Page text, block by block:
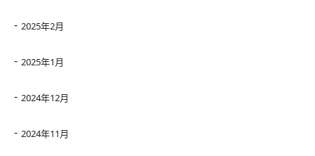
2025年2月
2025年1月
2024年12月
2024年11月